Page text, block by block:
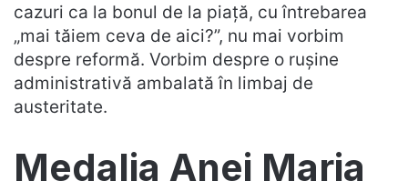
cazuri ca la bonul de la piață, cu întrebarea
„mai tăiem ceva de aici?”, nu mai vorbim
despre reformă. Vorbim despre o rușine
administrativă ambalată în limbaj de
austeritate.
Medalia Anei Maria